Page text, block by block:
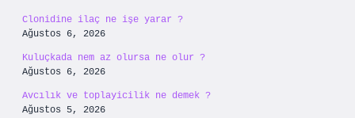
Clonidine ilaç ne işe yarar ?
Ağustos 6, 2026
Kuluçkada nem az olursa ne olur ?
Ağustos 6, 2026
Avcılık ve toplayicilik ne demek ?
Ağustos 5, 2026